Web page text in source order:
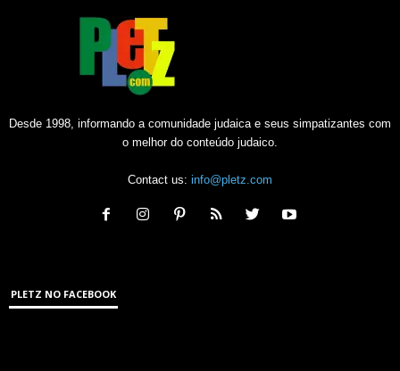
Desde 1998, informando a comunidade judaica e seus simpatizantes com
o melhor do conteúdo judaico.
Contact us: info@pletz.com
PLETZ NO FACEBOOK